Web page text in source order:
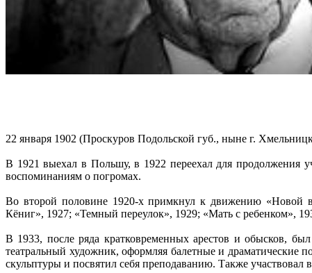
22 января 1902 (Проскуров Подольской губ., ныне г.
В 1921 выехал в Польшу, в 1922 переехал для продолжения
воспоминаниям о погромах.
Во второй половине 1920-х примкнул к движению «Новой
Кёниг», 1927; «Темный переулок», 1929; «Мать с ребенком»,
В 1933, после ряда кратковременных арестов и обысков,
театральный художник, оформляя балетные и драматические
скульптуры и посвятил себя преподаванию. Также